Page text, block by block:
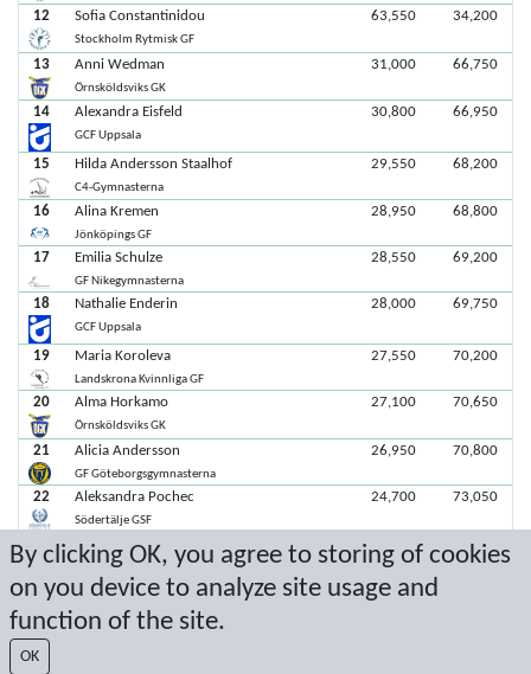
By clicking OK, you agree to storing of cookies
on you device to analyze site usage and
function of the site.
OK
12 Sofia Constantinidou
Stockholm Rytmisk GF
63,550 34,200
13 Anni Wedman
Örnsköldsviks GK
31,000 66,750
14 Alexandra Eisfeld
GCF Uppsala
30,800 66,950
15 Hilda Andersson Staalhof
C4-Gymnasterna
29,550 68,200
16 Alina Kremen
Jönköpings GF
28,950 68,800
17 Emilia Schulze
GF Nikegymnasterna
28,550 69,200
18 Nathalie Enderin
GCF Uppsala
28,000 69,750
19 Maria Koroleva
Landskrona Kvinnliga GF
27,550 70,200
20 Alma Horkamo
Örnsköldsviks GK
27,100 70,650
21 Alicia Andersson
GF Göteborgsgymnasterna
26,950 70,800
22 Aleksandra Pochec
Södertälje GSF
24,700 73,050
Natalie Dawood
Södertälje GSF
74,750
24 Maja Kaltak
C4-Gymnasterna
22,050
25